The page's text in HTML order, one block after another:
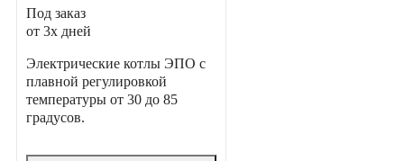
Под заказ
от 3х дней
Электрические котлы ЭПО с
плавной регулировкой
температуры от 30 до 85
градусов.